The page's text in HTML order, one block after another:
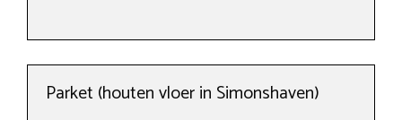
Parket (houten vloer in Simonshaven)